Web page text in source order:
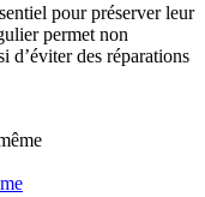
pour préserver leur
permet non
d’éviter des réparations